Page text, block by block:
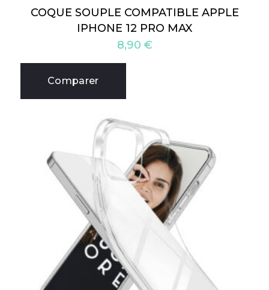
COQUE SOUPLE COMPATIBLE APPLE
IPHONE 12 PRO MAX
8,90 €
Comparer